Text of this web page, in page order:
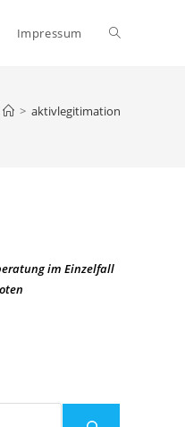
Impressum Website-
> aktivlegitimation
im Einzelfall